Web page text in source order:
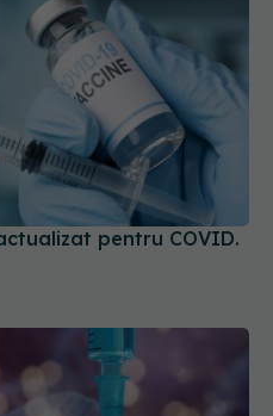
pentru COVID.